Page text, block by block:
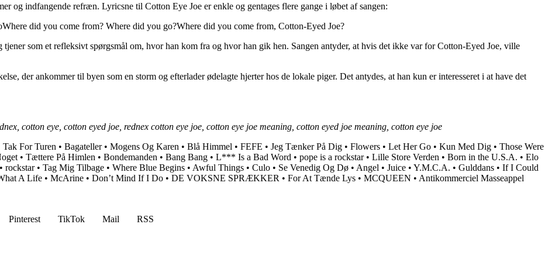
og indfangende refræn. Lyricsne til Cotton Eye Joe er enkle og gentages flere gange i løbet af sangen:
did you come from? Where did you go?Where did you come from, Cotton-Eyed Joe?
som et refleksivt spørgsmål om, hvor han kom fra og hvor han gik hen. Sangen antyder, at hvis det ikke var for Cotton-Eyed Joe, ville
der ankommer til byen som en storm og efterlader ødelagte hjerter hos de lokale piger. Det antydes, at han kun er interesseret i at have det
cotton eye, cotton eyed joe, rednex cotton eye joe, cotton eye joe meaning, cotton eyed joe meaning, cotton eye joe
Tak For Turen • Bagateller• Mogens Og Karen • Blå Himmel • FEFE • Jeg Tænker På Dig • Flowers • Let Her Go • Kun Med Dig • Those Were
• Tættere På Himlen • Bondemanden • Bang Bang • L*** Is a Bad Word • ​pope is a rockstar• Lille Store Verden • Born in the U.S.A. • Elo
• ​​rockstar• Tag Mig Tilbage • Where Blue Begins • Awful Things • Culo • Se Venedig Og Dø • Angel • Juice • Y.M.C.A. • Gulddans • If I Could
A Life • McArine • Don’t Mind If I Do • DE VOKSNE SPRÆKKER • For At Tænde Lys • MCQUEEN • Antikommerciel Masseappel
Pinterest TikTok Mail
RSS